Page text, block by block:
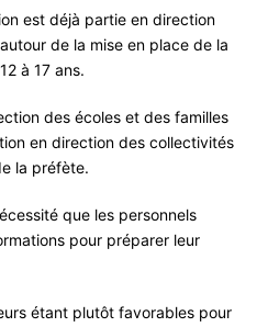
est déjà partie en direction
de la mise en place de la
à 17 ans.
des écoles et des familles
en direction des collectivités
la préfète.
que les personnels
pour préparer leur
étant plutôt favorables pour